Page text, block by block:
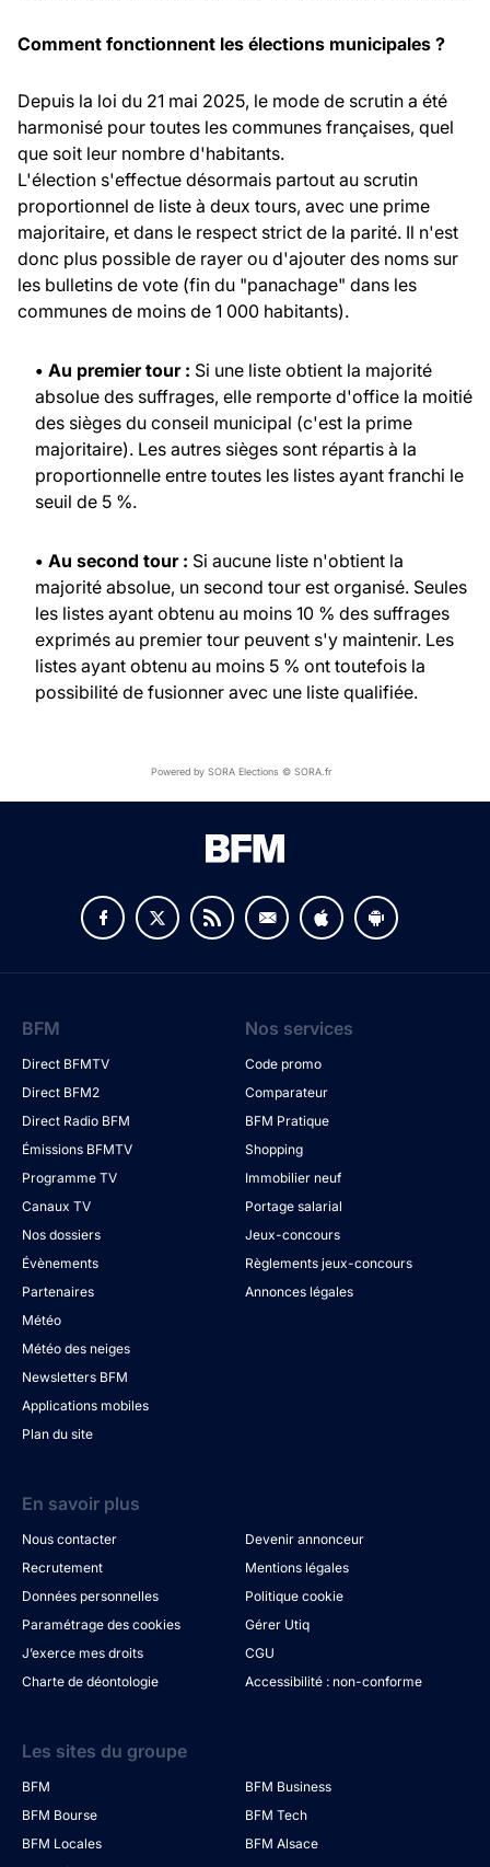
Comment fonctionnent les élections municipales ?
Depuis la loi du 21 mai 2025, le mode de scrutin a été
harmonisé pour toutes les communes françaises, quel
que soit leur nombre d'habitants.
L'élection s'effectue désormais partout au scrutin
proportionnel de liste à deux tours, avec une prime
majoritaire, et dans le respect strict de la parité. Il n'est
donc plus possible de rayer ou d'ajouter des noms sur
les bulletins de vote (fin du "panachage" dans les
communes de moins de 1 000 habitants).
• Au premier tour : Si une liste obtient la majorité
absolue des suffrages, elle remporte d'office la moitié
des sièges du conseil municipal (c'est la prime
majoritaire). Les autres sièges sont répartis à la
proportionnelle entre toutes les listes ayant franchi le
seuil de 5 %.
• Au second tour : Si aucune liste n'obtient la
majorité absolue, un second tour est organisé. Seules
les listes ayant obtenu au moins 10 % des suffrages
exprimés au premier tour peuvent s'y maintenir. Les
listes ayant obtenu au moins 5 % ont toutefois la
possibilité de fusionner avec une liste qualifiée.
Powered by SORA Elections © SORA.fr
BFM
Direct BFMTV
Direct BFM2
Direct Radio BFM
Émissions BFMTV
Programme TV
Canaux TV
Nos dossiers
Évènements
Partenaires
Météo
Météo des neiges
Newsletters BFM
Applications mobiles
Plan du site
Nos services
Code promo
Comparateur
BFM Pratique
Shopping
Immobilier neuf
Portage salarial
Jeux-concours
Règlements jeux-concours
Annonces légales
En savoir plus
Nous contacter
Devenir annonceur
Recrutement
Mentions légales
Données personnelles
Politique cookie
Paramétrage des cookies
Gérer Utiq
J’exerce mes droits
CGU
Charte de déontologie
Accessibilité : non-conforme
Les sites du groupe
BFM
BFM Business
BFM Bourse
BFM Tech
BFM Locales
BFM Alsace